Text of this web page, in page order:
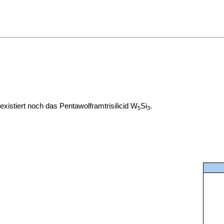
noch das Pentawolframtrisilicid W5Si3.